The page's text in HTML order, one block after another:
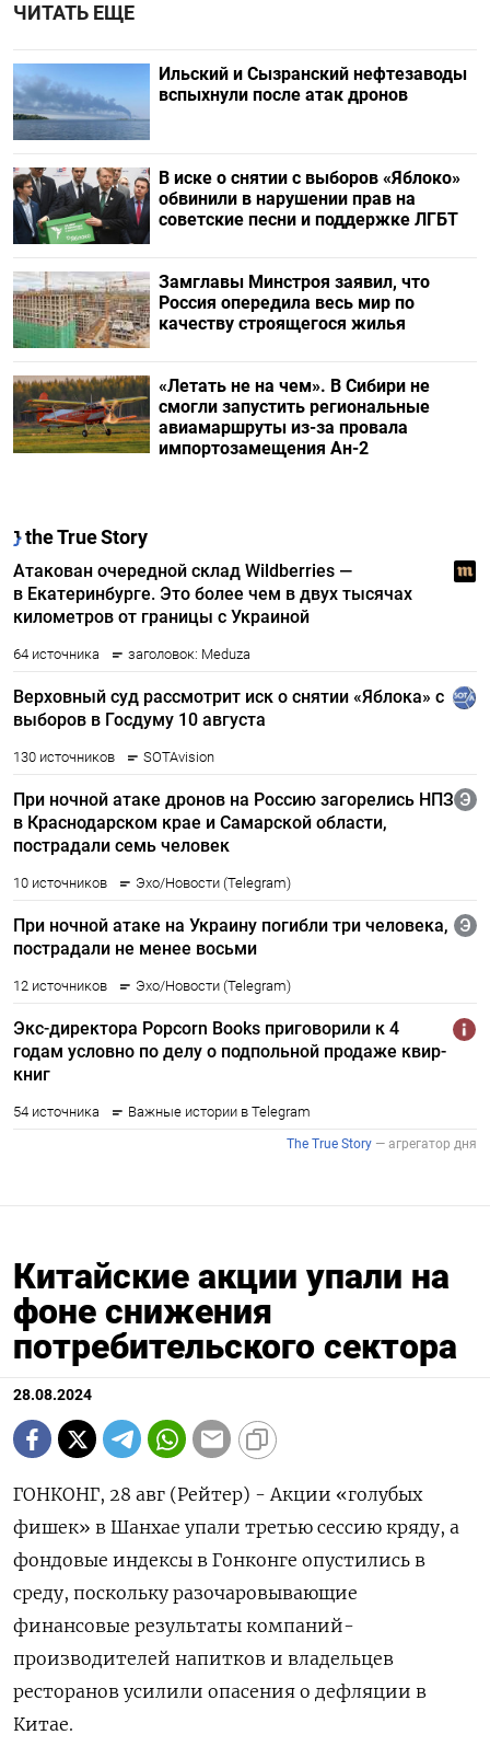
ЧИТАТЬ ЕЩЕ
Ильский и Сызранский нефтезаводы
вспыхнули после атак дронов
В иске о снятии с выборов «Яблоко»
обвинили в нарушении прав на
советские песни и поддержке ЛГБТ
Замглавы Минстроя заявил, что
Россия опередила весь мир по
качеству строящегося жилья
«Летать не на чем». В Сибири не
смогли запустить региональные
авиамаршруты из-за провала
импортозамещения Ан-2
Китайские акции упали на
фоне снижения
потребительского сектора
28.08.2024
ГОНКОНГ, 28 авг (Рейтер) - Акции «голубых
фишек» в Шанхае упали третью сессию кряду, а
фондовые индексы в Гонконге опустились в
среду, поскольку разочаровывающие
финансовые результаты компаний-
производителей напитков и владельцев
ресторанов усилили опасения о дефляции в
Китае.